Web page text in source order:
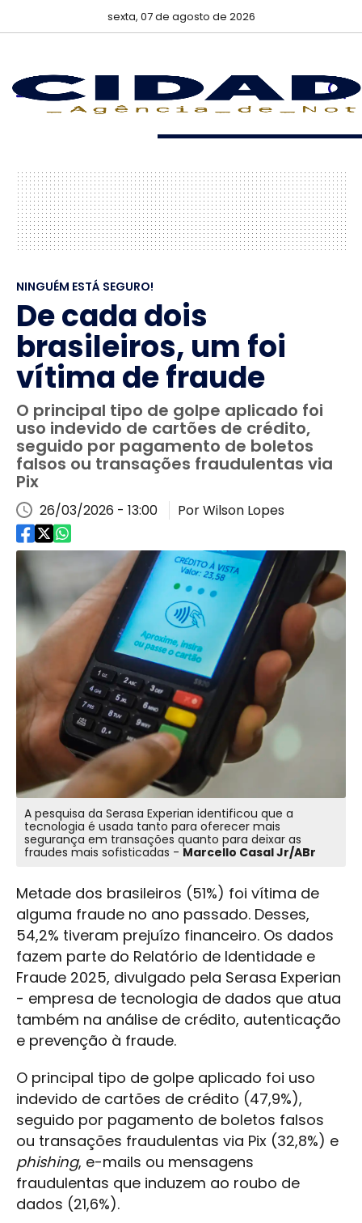
sexta, 07 de agosto de 2026
NINGUÉM ESTÁ SEGURO!
De cada dois
brasileiros, um foi
vítima de fraude
O principal tipo de golpe aplicado foi
uso indevido de cartões de crédito,
seguido por pagamento de boletos
falsos ou transações fraudulentas via
Pix
26/03/2026 - 13:00 Por Wilson Lopes
A pesquisa da Serasa Experian identificou que a
tecnologia é usada tanto para oferecer mais
segurança em transações quanto para deixar as
fraudes mais sofisticadas - Marcello Casal Jr/ABr
Metade dos brasileiros (51%) foi vítima de
alguma fraude no ano passado. Desses,
54,2% tiveram prejuízo financeiro. Os dados
fazem parte do Relatório de Identidade e
Fraude 2025, divulgado pela Serasa Experian
- empresa de tecnologia de dados que atua
também na análise de crédito, autenticação
e prevenção à fraude.
O principal tipo de golpe aplicado foi uso
indevido de cartões de crédito (47,9%),
seguido por pagamento de boletos falsos
ou transações fraudulentas via Pix (32,8%) e
phishing, e-mails ou mensagens
fraudulentas que induzem ao roubo de
dados (21,6%).